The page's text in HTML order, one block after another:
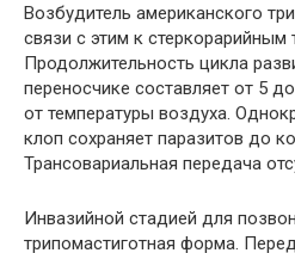
Возбудитель американского
связи с этим к стеркорарийным
Продолжительность цикла
переносчике составляет от 5
от температуры воздуха.
клоп сохраняет паразитов до
Трансовариальная передача
Инвазийной стадией для
трипомастиготная форма.